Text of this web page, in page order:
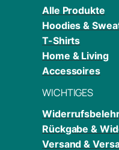
Alle Produkte
Hoodies &
T-Shirts
Home & Living
Accessoires
WICHTIGES
Rückgabe &
Versand &